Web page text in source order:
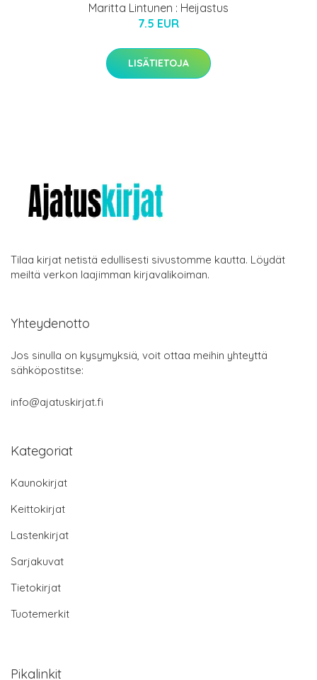
Maritta Lintunen : Heijastus
7.5 EUR
LISÄTIETOJA
Tilaa kirjat netistä edullisesti sivustomme kautta. Löydät
meiltä verkon laajimman kirjavalikoiman.
Yhteydenotto
Jos sinulla on kysymyksiä, voit ottaa meihin yhteyttä
sähköpostitse:
info@ajatuskirjat.fi
Kategoriat
Kaunokirjat
Keittokirjat
Lastenkirjat
Sarjakuvat
Tietokirjat
Tuotemerkit
Pikalinkit